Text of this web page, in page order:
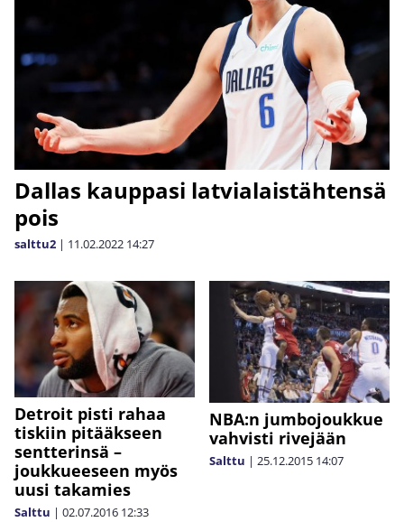
Dallas kauppasi latvialaistähtensä
pois
salttu2 | 11.02.2022 14:27
Detroit pisti rahaa
tiskiin pitääkseen
sentterinsä –
joukkueeseen myös
uusi takamies
Salttu | 02.07.2016 12:33
NBA:n jumbojoukkue
vahvisti rivejään
Salttu | 25.12.2015 14:07